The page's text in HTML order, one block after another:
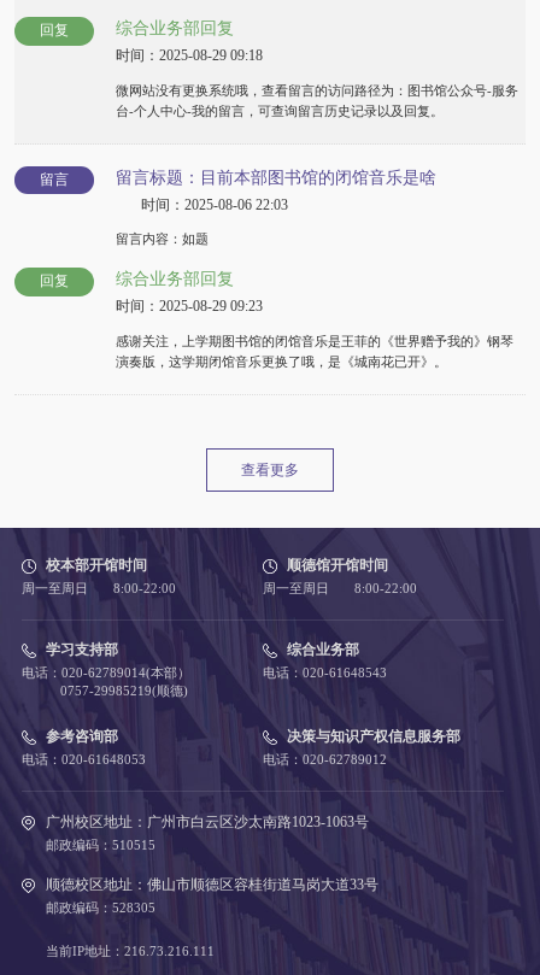
回复 综合业务部回复
时间：2025-08-29 09:18
微网站没有更换系统哦，查看留言的访问路径为：图书馆公众号-服务
台-个人中心-我的留言，可查询留言历史记录以及回复。
留言 留言标题：目前本部图书馆的闭馆音乐是啥
时间：2025-08-06 22:03
留言内容：如题
回复 综合业务部回复
时间：2025-08-29 09:23
感谢关注，上学期图书馆的闭馆音乐是王菲的《世界赠予我的》钢琴
演奏版，这学期闭馆音乐更换了哦，是《城南花已开》。
查看更多
校本部开馆时间
周一至周日 8:00-22:00
顺德馆开馆时间
周一至周日 8:00-22:00
学习支持部
电话：020-62789014(本部）
0757-29985219(顺德)
综合业务部
电话：020-61648543
参考咨询部
电话：020-61648053
决策与知识产权信息服务部
电话：020-62789012
广州校区地址：广州市白云区沙太南路1023-1063号
邮政编码：510515
顺德校区地址：佛山市顺德区容桂街道马岗大道33号
邮政编码：528305
当前IP地址：216.73.216.111